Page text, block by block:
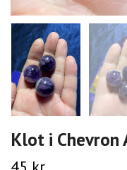
Klot i Chevron